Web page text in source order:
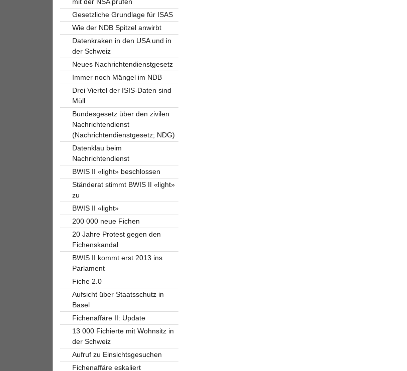
Gesetzliche Grundlage für ISAS
Wie der NDB Spitzel anwirbt
Datenkraken in den USA und in
der Schweiz
Neues Nachrichtendienstgesetz
Immer noch Mängel im NDB
Drei Viertel der ISIS-Daten sind
Müll
Bundesgesetz über den zivilen
Nachrichtendienst
(Nachrichtendienstgesetz; NDG)
Datenklau beim
Nachrichtendienst
BWIS II «light» beschlossen
Ständerat stimmt BWIS II «light»
zu
BWIS II «light»
200 000 neue Fichen
20 Jahre Protest gegen den
Fichenskandal
BWIS II kommt erst 2013 ins
Parlament
Fiche 2.0
Aufsicht über Staatsschutz in
Basel
Fichenaffäre II: Update
13 000 Fichierte mit Wohnsitz in
der Schweiz
Aufruf zu Einsichtsgesuchen
Fichenaffäre eskaliert